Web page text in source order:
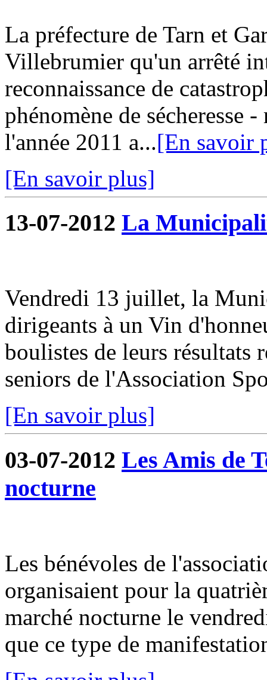
La préfecture de Tarn et
Villebrumier qu'un arrêté
reconnaissance de
phénomène de sécheresse
l'année 2011 a...[En savoir
[En savoir plus]
13-07-2012 La
Vendredi 13 juillet, la
dirigeants à un Vin
boulistes de leurs résultats
seniors de l'Association
[En savoir plus]
03-07-2012 Les Amis de
nocturne
Les bénévoles de
organisaient pour la
marché nocturne le
que ce type de